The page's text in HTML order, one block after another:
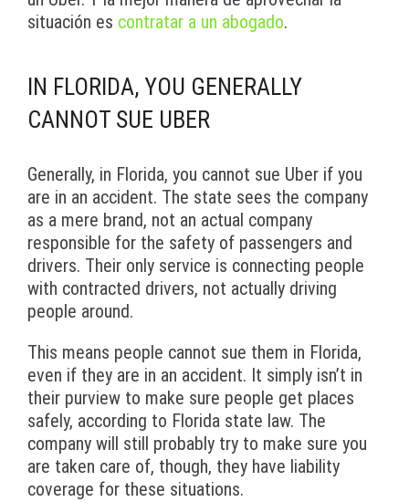
situación es contratar a un abogado.
IN FLORIDA, YOU GENERALLY
CANNOT SUE UBER
Generally, in Florida, you cannot sue Uber if you
are in an accident. The state sees the company
as a mere brand, not an actual company
responsible for the safety of passengers and
drivers. Their only service is connecting people
with contracted drivers, not actually driving
people around.
This means people cannot sue them in Florida,
even if they are in an accident. It simply isn’t in
their purview to make sure people get places
safely, according to Florida state law. The
company will still probably try to make sure you
are taken care of, though‚ they have liability
coverage for these situations.